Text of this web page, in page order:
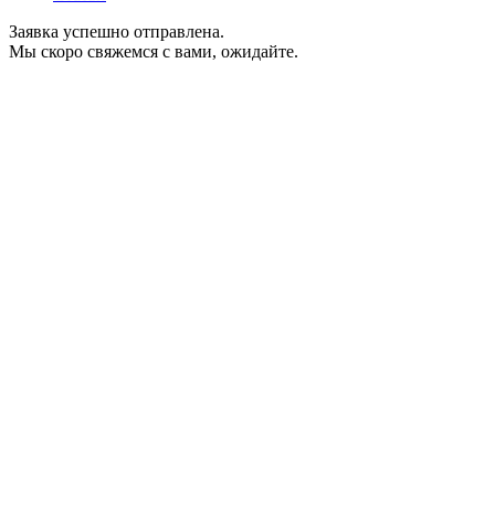
Заявка успешно отправлена.
Мы скоро свяжемся с вами, ожидайте.